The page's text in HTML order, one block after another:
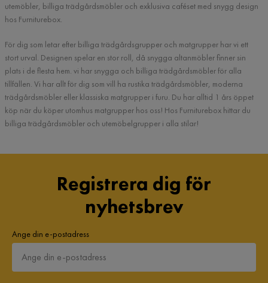
utemöbler, billiga trädgårdsmöbler och exklusiva caféset med snygg design
hos Furniturebox.
För dig som letar efter billiga trädgårdsgrupper och matgrupper har vi ett
stort urval. Designen spelar en stor roll, då snygga altanmöbler finner sin
plats i de flesta hem. vi har snygga och billiga trädgårdsmöbler för alla
tillfällen. Vi har allt för dig som vill ha rustika trädgårdsmöbler, moderna
trädgårdsmöbler eller klassiska matgrupper i furu. Du har alltid 1 års öppet
köp när du köper utomhus matgrupper hos oss! Hos Furniturebox hittar du
billiga trädgårdsmöbler och utemöbelgrupper i alla stilar!
Registrera dig för
nyhetsbrev
Ange din e-postadress